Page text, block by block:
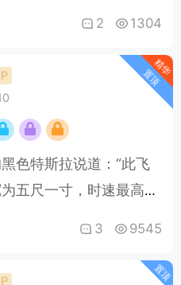
2 1304
精华
置顶
色特斯拉说道：“此飞
五尺一寸，时速最高可
只需在打雷天气放在云
3 9545
置顶